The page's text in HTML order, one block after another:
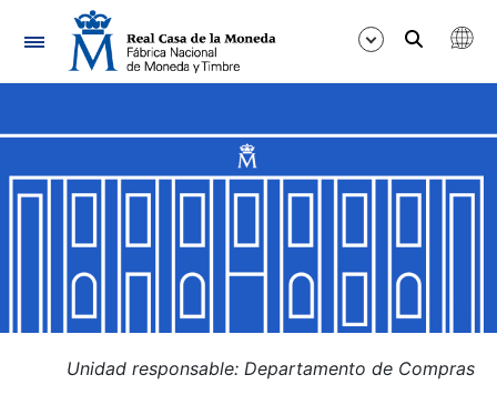
Navegación
Mostrar/Ocultar
Mostrar/Ocultar
Mostrar/Ocultar
Unidad responsable: Departamento de Compras